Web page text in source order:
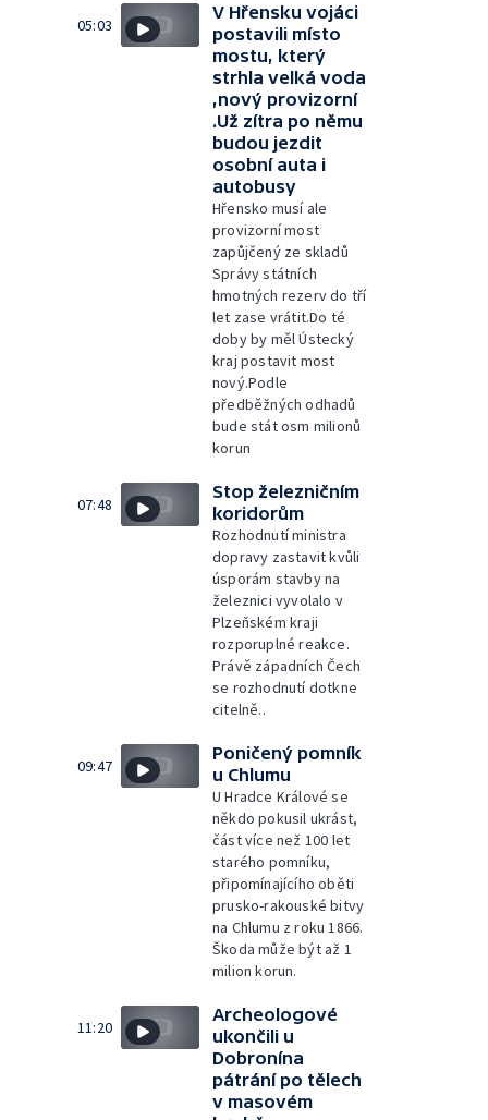
05:03
V Hřensku vojáci
postavili místo
mostu, který
strhla velká voda
,nový provizorní
.Už zítra po němu
budou jezdit
osobní auta i
autobusy
Hřensko musí ale
provizorní most
zapůjčený ze skladů
Správy státních
hmotných rezerv do tří
let zase vrátit.Do té
doby by měl Ústecký
kraj postavit most
nový.Podle
předběžných odhadů
bude stát osm milionů
korun
07:48
Stop železničním
koridorům
Rozhodnutí ministra
dopravy zastavit kvůli
úsporám stavby na
železnici vyvolalo v
Plzeňském kraji
rozporuplné reakce.
Právě západních Čech
se rozhodnutí dotkne
citelně..
09:47
Poničený pomník
u Chlumu
U Hradce Králové se
někdo pokusil ukrást,
část více než 100 let
starého pomníku,
připomínajícího oběti
prusko-rakouské bitvy
na Chlumu z roku 1866.
Škoda může být až 1
milion korun.
11:20
Archeologové
ukončili u
Dobronína
pátrání po tělech
v masovém